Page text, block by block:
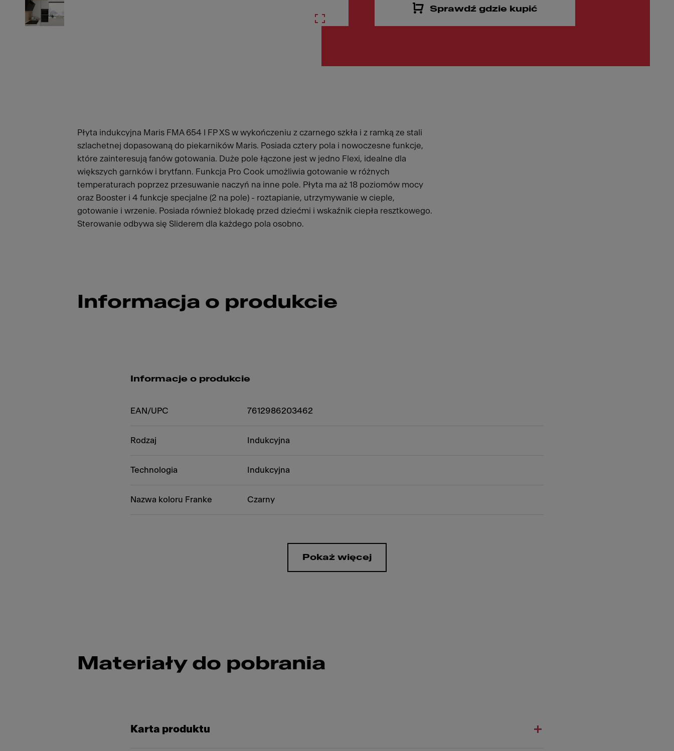
Sprawdź gdzie kupić
Płyta indukcyjna Maris FMA 654 I FP XS w wykończeniu z czarnego szkła i z ramką ze stali
szlachetnej dopasowaną do piekarników Maris. Posiada cztery pola i nowoczesne funkcje,
które zainteresują fanów gotowania. Duże pole łączone jest w jedno Flexi, idealne dla
większych garnków i brytfann. Funkcja Pro Cook umożliwia gotowanie w różnych
temperaturach poprzez przesuwanie naczyń na inne pole. Płyta ma aż 18 poziomów mocy
oraz Booster i 4 funkcje specjalne (2 na pole) - roztapianie, utrzymywanie w cieple,
gotowanie i wrzenie. Posiada również blokadę przed dziećmi i wskaźnik ciepła resztkowego.
Sterowanie odbywa się Sliderem dla każdego pola osobno.
Informacja o produkcie
Informacje o produkcie
EAN/UPC 7612986203462
Rodzaj Indukcyjna
Technologia Indukcyjna
Nazwa koloru Franke Czarny
Pokaż więcej
Materiały do pobrania
Karta produktu